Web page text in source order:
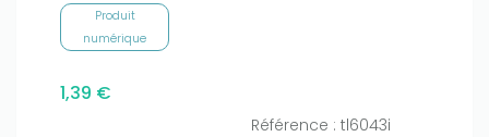
Produit
numérique
1,39 €
Référence : tl6043i